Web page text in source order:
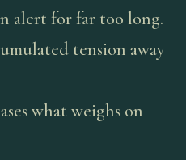
alert for far too long.
tension away
what weighs on